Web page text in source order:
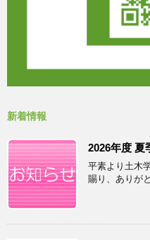
新着情報
2026年度 夏
平素より土木
賜り、ありが